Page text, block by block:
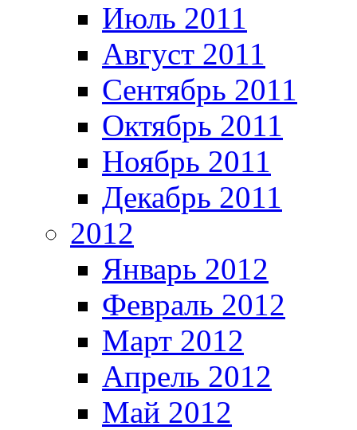
Июль 2011
Август 2011
Сентябрь 2011
Октябрь 2011
Ноябрь 2011
Декабрь 2011
2012
Январь 2012
Февраль 2012
Март 2012
Апрель 2012
Май 2012